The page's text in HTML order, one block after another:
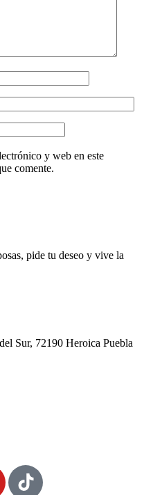
y web en este
comente.
pide tu deseo y vive la
Sur, 72190 Heroica Puebla